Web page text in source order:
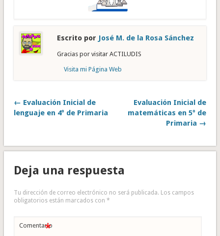
Escrito por José M. de la Rosa Sánchez
Gracias por visitar ACTILUDIS
Visita mi Página Web
← Evaluación Inicial de
lenguaje en 4º de Primaria
Evaluación Inicial de
matemáticas en 5º de
Primaria →
Deja una respuesta
Tu dirección de correo electrónico no será publicada. Los campos
obligatorios están marcados con *
Comentario
*